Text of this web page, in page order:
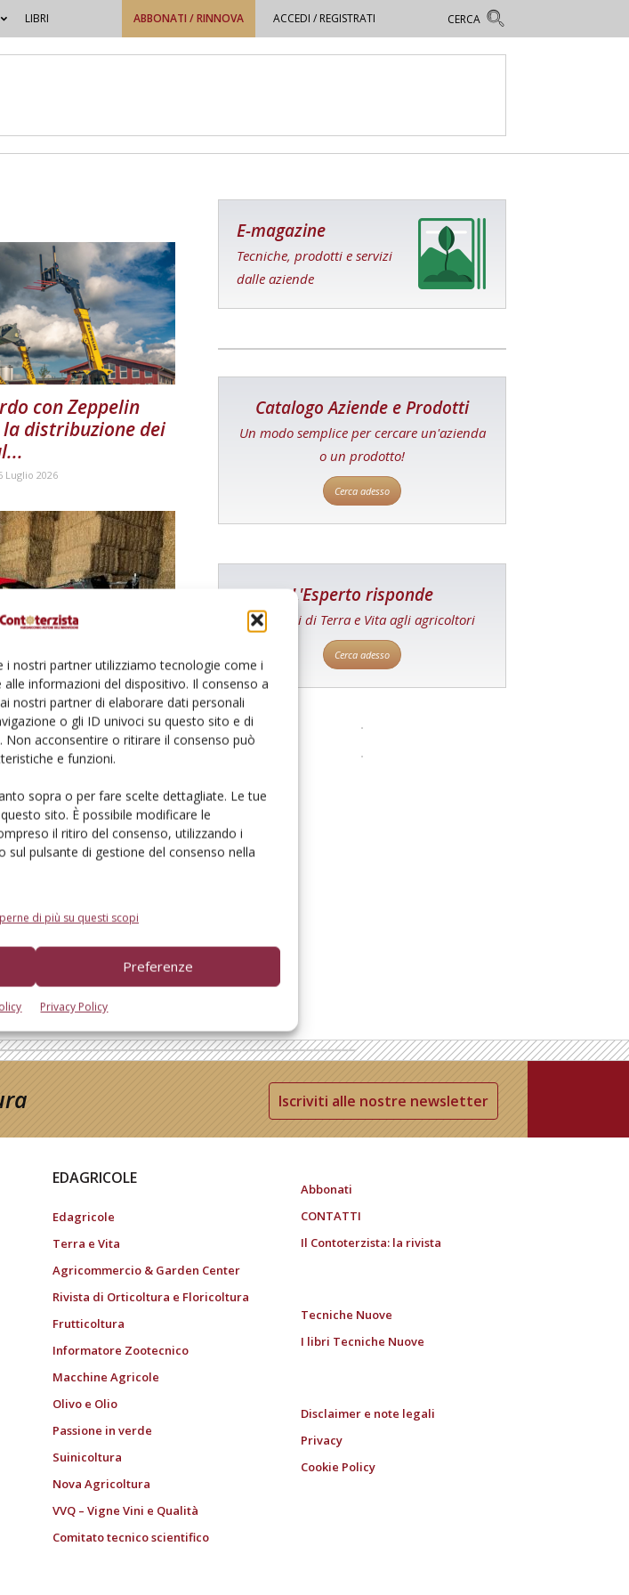
i nostri partner utilizziamo tecnologie come i
informazioni del dispositivo. Il consenso a
nostri partner di elaborare dati personali
o gli ID univoci su questo sito e di
acconsentire o ritirare il consenso può
e funzioni.
sopra o per fare scelte dettagliate. Le tue
sito. È possibile modificare le
il ritiro del consenso, utilizzando i
sul pulsante di gestione del consenso nella
di più su questi scopi
Preferenze
Privacy Policy
LIBRI ABBONATI / RINNOVA ACCEDI / REGISTRATI
con Zeppelin
distribuzione dei
Luglio 2026
Rexroth una
di vecchia data
2025
per Faresin
2023
E-magazine
Tecniche, prodotti e servizi
dalle aziende
Catalogo Aziende e Prodotti
Un modo semplice per cercare un'azienda
o un prodotto!
Cerca adesso
L'Esperto risponde
I consigli di Terra e Vita agli agricoltori
Cerca adesso
Iscriviti alle nostre newsletter
EDAGRICOLE
Edagricole
Terra e Vita
Agricommercio & Garden Center
Rivista di Orticoltura e Floricoltura
Frutticoltura
Informatore Zootecnico
Macchine Agricole
Olivo e Olio
Passione in verde
Suinicoltura
Nova Agricoltura
VVQ – Vigne Vini e Qualità
Comitato tecnico scientifico
Abbonati
CONTATTI
Il Contoterzista: la rivista
Tecniche Nuove
I libri Tecniche Nuove
Disclaimer e note legali
Privacy
Cookie Policy